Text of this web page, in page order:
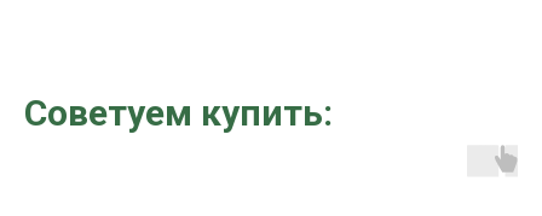
Советуем купить: